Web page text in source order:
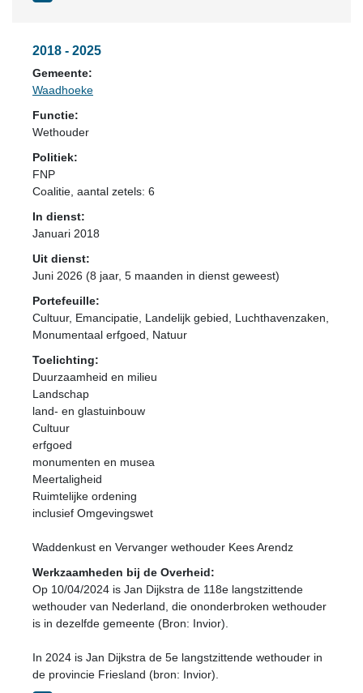
2018 - 2025
Gemeente:
Waadhoeke
Functie:
Wethouder
Politiek:
FNP
Coalitie , aantal zetels: 6
In dienst:
Januari 2018
Uit dienst:
Juni 2026 (8 jaar, 5 maanden in dienst geweest)
Portefeuille:
Cultuur, Emancipatie, Landelijk gebied, Luchthavenzaken,
Monumentaal erfgoed, Natuur
Toelichting:
Duurzaamheid en milieu
Landschap
land- en glastuinbouw
Cultuur
erfgoed
monumenten en musea
Meertaligheid
Ruimtelijke ordening
inclusief Omgevingswet
Waddenkust en Vervanger wethouder Kees Arendz
Werkzaamheden bij de Overheid:
Op 10/04/2024 is Jan Dijkstra de 118e langstzittende
wethouder van Nederland, die ononderbroken wethouder
is in dezelfde gemeente (Bron: Invior).
In 2024 is Jan Dijkstra de 5e langstzittende wethouder in
de provincie Friesland (bron: Invior).